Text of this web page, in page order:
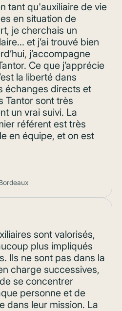
tant qu'auxiliaire de vie
en situation de
je cherchais un
et j’ai trouvé bien
j’accompagne
Ce que j’apprécie
la liberté dans
échanges directs et
Tantor sont très
un vrai suivi. La
référent est très
en équipe, et on est
sont valorisés,
plus impliqués
Ils ne sont pas dans la
charge successives,
se concentrer
personne et de
dans leur mission. La